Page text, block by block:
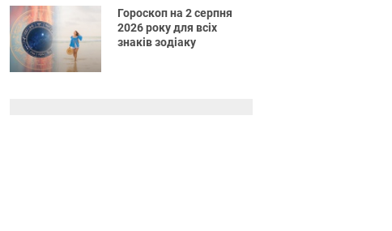
Гороскоп на 2 серпня
2026 року для всіх
знаків зодіаку